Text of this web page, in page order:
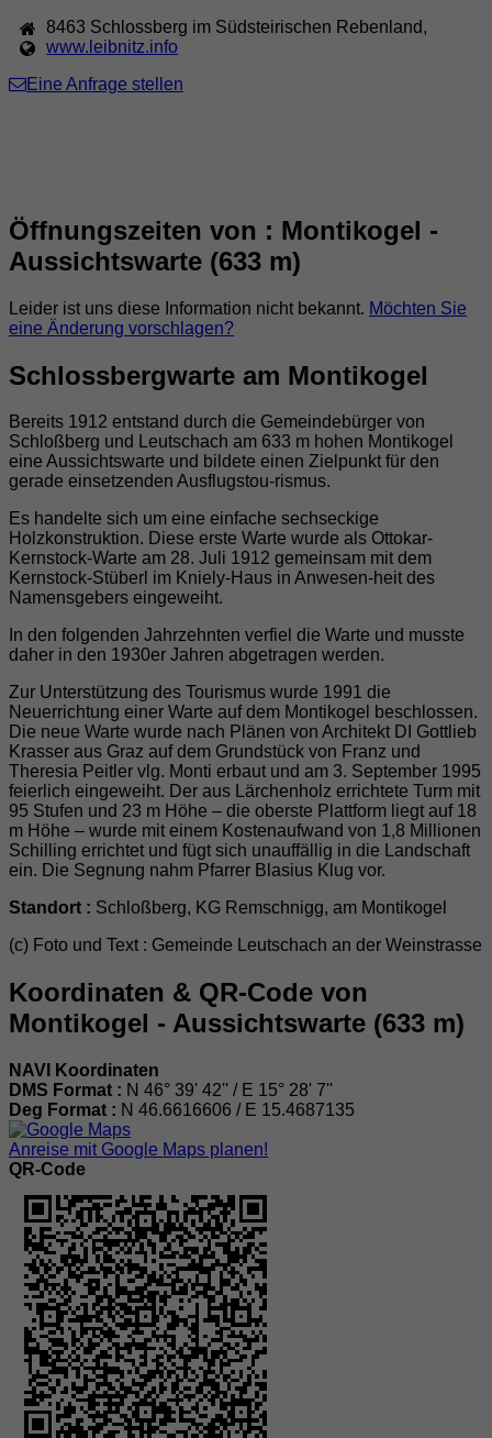
8463 Schlossberg im Südsteirischen Rebenland,
www.leibnitz.info
Eine Anfrage stellen
Öffnungszeiten von : Montikogel -
Aussichtswarte (633 m)
Leider ist uns diese Information nicht bekannt. Möchten Sie
eine Änderung vorschlagen?
Schlossbergwarte am Montikogel
Bereits 1912 entstand durch die Gemeindebürger von
Schloßberg und Leutschach am 633 m hohen Montikogel
eine Aussichtswarte und bildete einen Zielpunkt für den
gerade einsetzenden Ausflugstou-rismus.
Es handelte sich um eine einfache sechseckige
Holzkonstruktion. Diese erste Warte wurde als Ottokar-
Kernstock-Warte am 28. Juli 1912 gemeinsam mit dem
Kernstock-Stüberl im Kniely-Haus in Anwesen-heit des
Namensgebers eingeweiht.
In den folgenden Jahrzehnten verfiel die Warte und musste
daher in den 1930er Jahren abgetragen werden.
Zur Unterstützung des Tourismus wurde 1991 die
Neuerrichtung einer Warte auf dem Montikogel beschlossen.
Die neue Warte wurde nach Plänen von Architekt DI Gottlieb
Krasser aus Graz auf dem Grundstück von Franz und
Theresia Peitler vlg. Monti erbaut und am 3. September 1995
feierlich eingeweiht. Der aus Lärchenholz errichtete Turm mit
95 Stufen und 23 m Höhe – die oberste Plattform liegt auf 18
m Höhe – wurde mit einem Kostenaufwand von 1,8 Millionen
Schilling errichtet und fügt sich unauffällig in die Landschaft
ein. Die Segnung nahm Pfarrer Blasius Klug vor.
Standort : Schloßberg, KG Remschnigg, am Montikogel
(c) Foto und Text : Gemeinde Leutschach an der Weinstrasse
Koordinaten & QR-Code von
Montikogel - Aussichtswarte (633 m)
NAVI Koordinaten
DMS Format : N 46° 39' 42'' / E 15° 28' 7''
Deg Format : N 46.6616606 / E 15.4687135
Anreise mit Google Maps planen!
QR-Code